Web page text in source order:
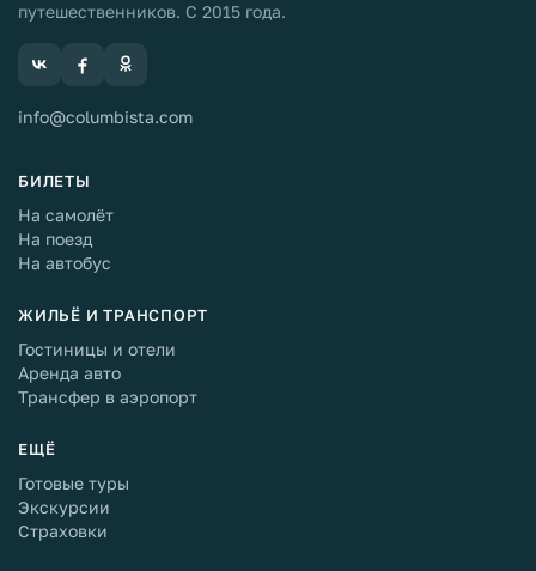
путешественников. С 2015 года.
info@columbista.com
БИЛЕТЫ
На самолёт
На поезд
На автобус
ЖИЛЬЁ И ТРАНСПОРТ
Гостиницы и отели
Аренда авто
Трансфер в аэропорт
ЕЩЁ
Готовые туры
Экскурсии
Страховки